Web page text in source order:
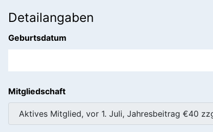
Detailangaben
Geburtsdatum
Mitgliedschaft